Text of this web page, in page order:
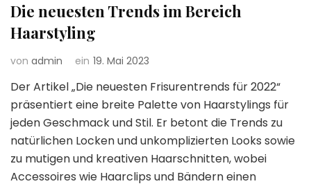
Die neuesten Trends im Bereich
Haarstyling
von admin ein 19. Mai 2023
Der Artikel „Die neuesten Frisurentrends für 2022“
präsentiert eine breite Palette von Haarstylings für
jeden Geschmack und Stil. Er betont die Trends zu
natürlichen Locken und unkomplizierten Looks sowie
zu mutigen und kreativen Haarschnitten, wobei
Accessoires wie Haarclips und Bändern einen